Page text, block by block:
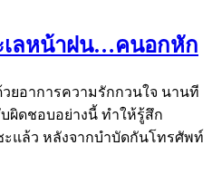
ลหน้าฝน…คนอกหัก
วยอาการความรักกวนใจ นานที
ผิดชอบอย่างนี้ ทำให้รู้สึก
ะแล้ว หลังจากบำบัดกันโทรศัพท์